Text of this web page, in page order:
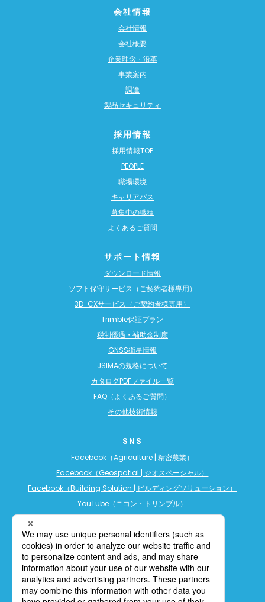
会社情報
会社情報
会社概要
企業理念・沿革
事業案内
調達
製品セキュリティ
採用情報
採用情報TOP
PEOPLE
職場環境
キャリアパス
募集中の職種
よくあるご質問
サポート情報
ダウンロード情報
ソフト保守サービス（ご契約者様専用）
3D-CXサービス（ご契約者様専用）
Trimble保証プラン
税制優遇・補助金制度
GNSS衛星情報
JSIMAの規格について
カタログPDFファイル一覧
FAQ（よくあるご質問）
その他技術情報
SNS
Facebook（Agriculture | 精密農業）
Facebook（Geospatial | ジオスペーシャル）
Facebook（Building Solution | ビルディングソリューション）
YouTube（ニコン・トリンブル）
YouTube（ビルディングソリューション）
LINE公式アカウント（精密農業）